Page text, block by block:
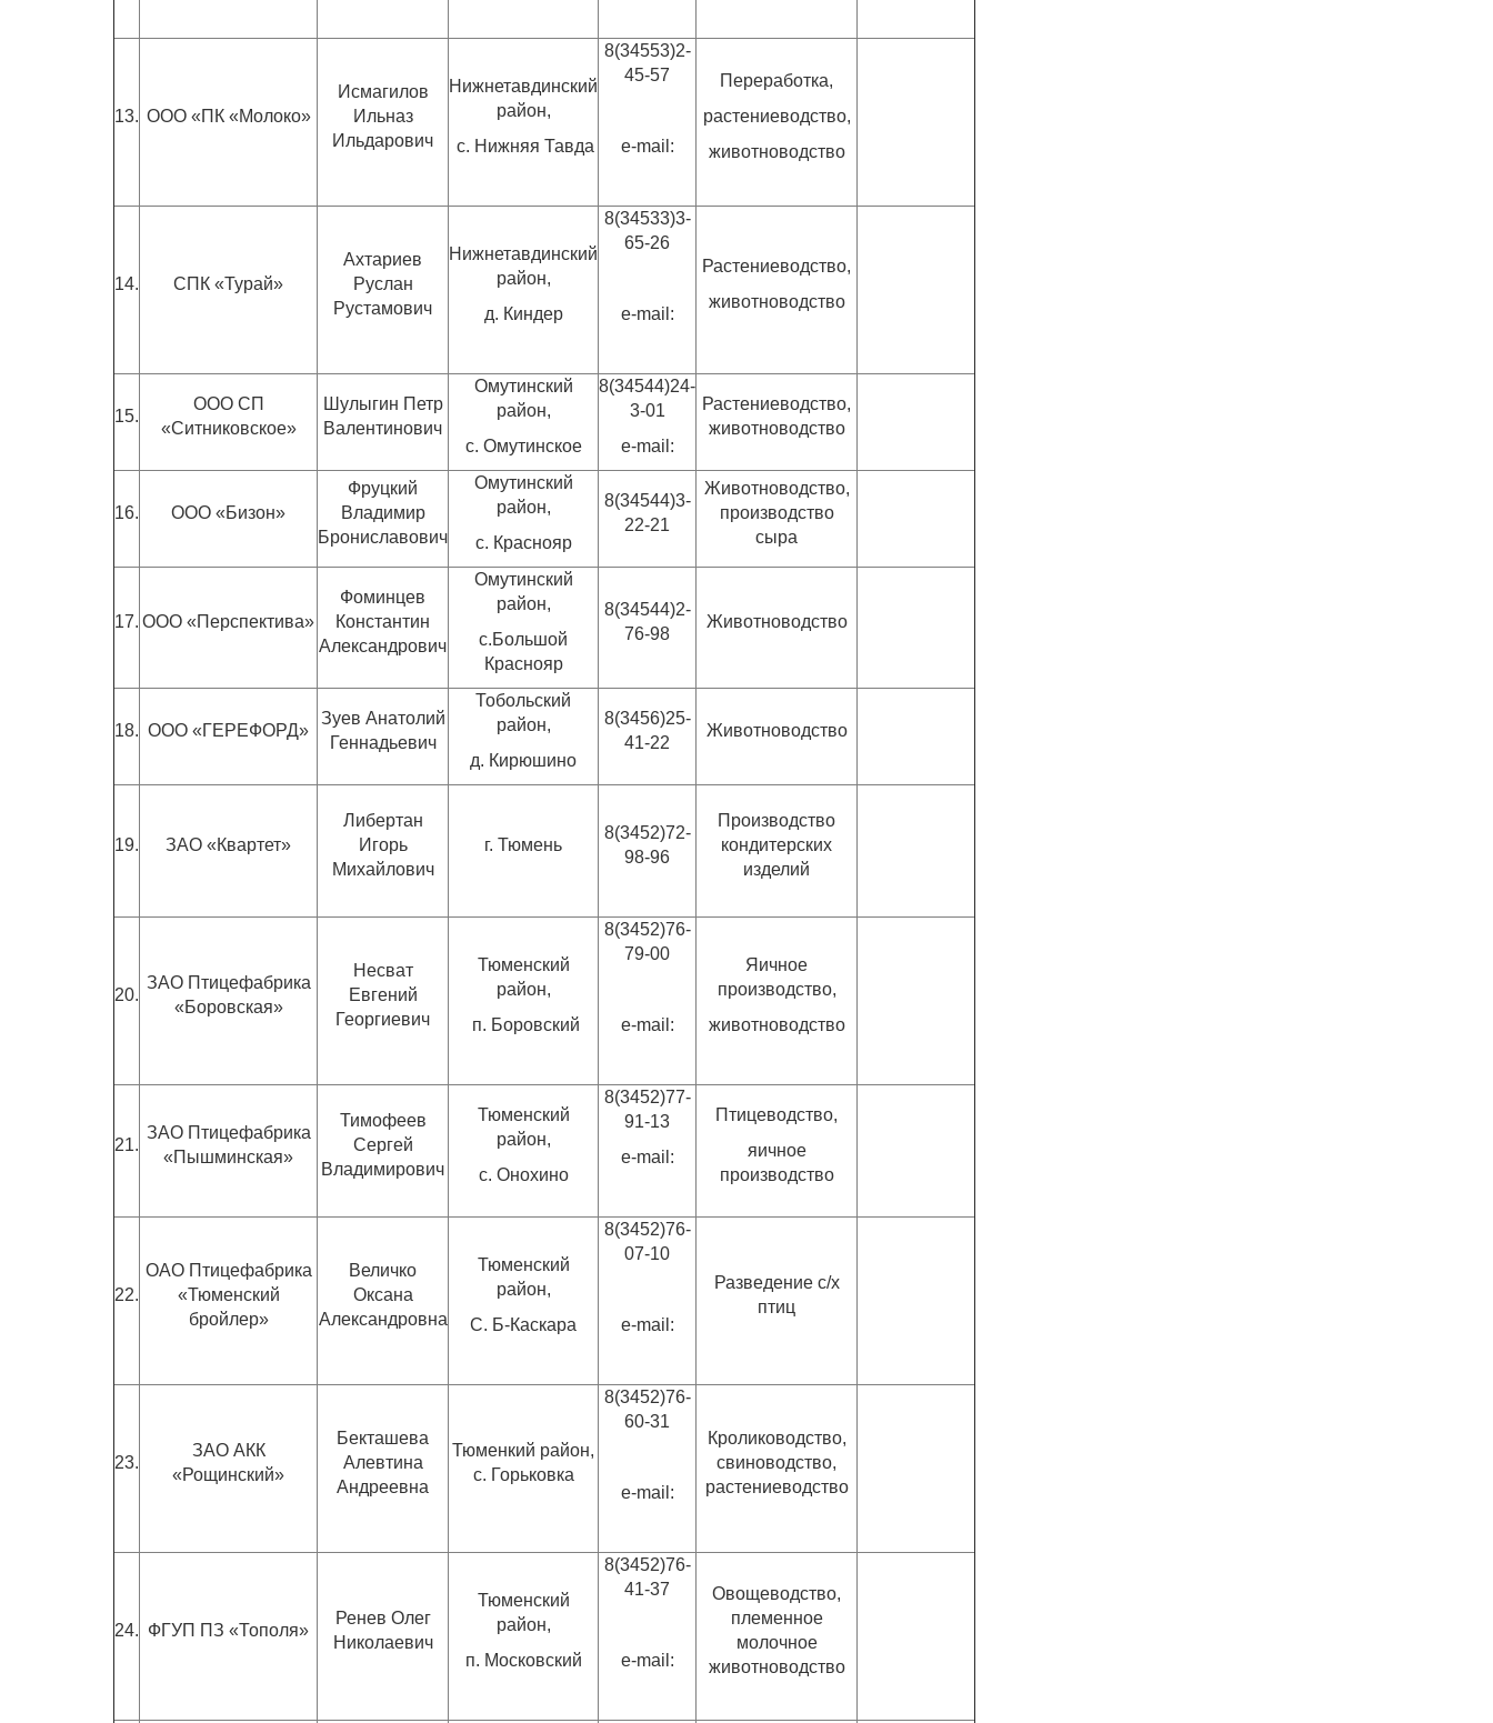
13. ООО «ПК «Молоко»
Исмагилов
Ильназ
Ильдарович
Нижнетавдинский
район,
с. Нижняя Тавда
8(34553)2-
45-57
e-mail:
Переработка,
растениеводство,
животноводство
14. СПК «Турай»
Ахтариев
Руслан
Рустамович
Нижнетавдинский
район,
д. Киндер
8(34533)3-
65-26
e-mail:
Растениеводство,
животноводство
15.
ООО СП
«Ситниковское»
Шулыгин Петр
Валентинович
Омутинский
район,
с. Омутинское
8(34544)24-
3-01
e-mail:
Растениеводство,
животноводство
16. ООО «Бизон»
Фруцкий
Владимир
Брониславович
Омутинский
район,
с. Краснояр
8(34544)3-
22-21
Животноводство,
производство
сыра
17. ООО «Перспектива»
Фоминцев
Константин
Александрович
Омутинский
район,
с.Большой
Краснояр
8(34544)2-
76-98
Животноводство
18. ООО «ГЕРЕФОРД»
Зуев Анатолий
Геннадьевич
Тобольский
район,
д. Кирюшино
8(3456)25-
41-22
Животноводство
19. ЗАО «Квартет»
Либертан
Игорь
Михайлович
г. Тюмень
8(3452)72-
98-96
Производство
кондитерских
изделий
20.
ЗАО Птицефабрика
«Боровская»
Несват
Евгений
Георгиевич
Тюменский
район,
п. Боровский
8(3452)76-
79-00
e-mail:
Яичное
производство,
животноводство
21.
ЗАО Птицефабрика
«Пышминская»
Тимофеев
Сергей
Владимирович
Тюменский
район,
с. Онохино
8(3452)77-
91-13
e-mail:
Птицеводство,
яичное
производство
22.
ОАО Птицефабрика
«Тюменский
бройлер»
Величко
Оксана
Александровна
Тюменский
район,
С. Б-Каскара
8(3452)76-
07-10
e-mail:
Разведение с/х
птиц
23.
ЗАО АКК
«Рощинский»
Бекташева
Алевтина
Андреевна
Тюменкий район,
с. Горьковка
8(3452)76-
60-31
e-mail:
Кролиководство,
свиноводство,
растениеводство
24. ФГУП ПЗ «Тополя»
Ренев Олег
Николаевич
Тюменский
район,
п. Московский
8(3452)76-
41-37
e-mail:
Овощеводство,
племенное
молочное
животноводство